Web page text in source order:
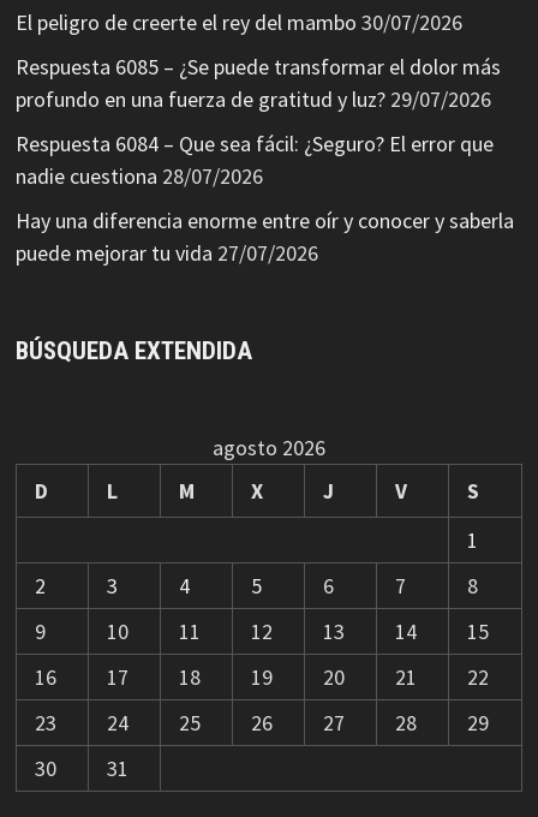
El peligro de creerte el rey del mambo 30/07/2026
Respuesta 6085 – ¿Se puede transformar el dolor más
profundo en una fuerza de gratitud y luz? 29/07/2026
Respuesta 6084 – Que sea fácil: ¿Seguro? El error que
nadie cuestiona 28/07/2026
Hay una diferencia enorme entre oír y conocer y saberla
puede mejorar tu vida 27/07/2026
BÚSQUEDA EXTENDIDA
agosto 2026
D
L M X J V
S
1
2
3 4 5 6 7
8
9
10 11 12 13 14
15
16
17 18 19 20 21
22
23
24 25 26 27 28
29
30
31